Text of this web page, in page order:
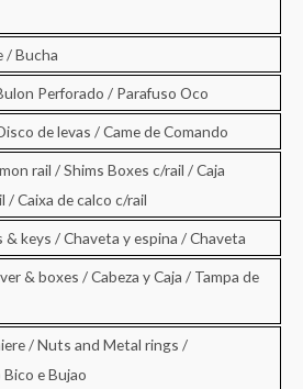
/ Bucha
Perforado / Parafuso Oco
de levas / Came de Comando
rail / Shims Boxes c/rail / Caja
/ Caixa de calco c/rail
keys / Chaveta y espina / Chaveta
& boxes / Cabeza y Caja / Tampa de
/ Nuts and Metal rings /
e Bujao